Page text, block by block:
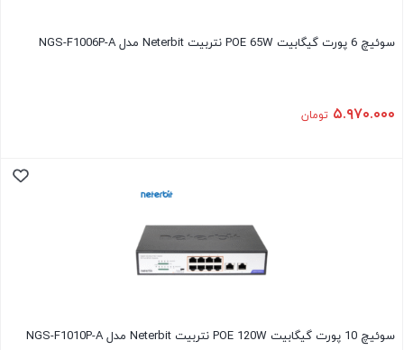
سوئیچ 6 پورت گیگابیت POE 65W نتربیت Neterbit مدل NGS-F1006P-A
۵.۹۷۰.۰۰۰ تومان
سوئیچ 10 پورت گیگابیت POE 120W نتربیت Neterbit مدل NGS-F1010P-A